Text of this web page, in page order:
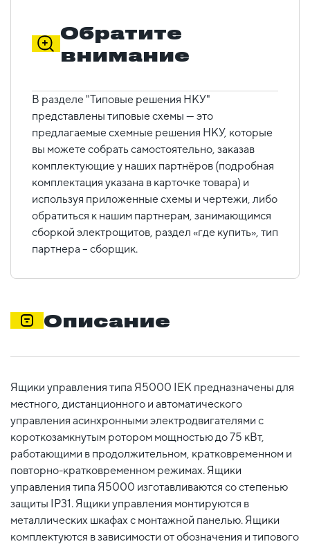
Обратите
внимание
В разделе "Типовые решения НКУ"
представлены типовые схемы — это
предлагаемые схемные решения НКУ, которые
вы можете собрать самостоятельно, заказав
комплектующие у наших партнёров (подробная
комплектация указана в карточке товара) и
используя приложенные схемы и чертежи, либо
обратиться к нашим партнерам, занимающимся
сборкой электрощитов, раздел «где купить», тип
партнера – сборщик.
Описание
Ящики управления типа Я5000 IEK предназначены для
местного, дистанционного и автоматического
управления асинхронными электродвигателями с
короткозамкнутым ротором мощностью до 75 кВт,
работающими в продолжительном, кратковременном и
повторно-кратковременном режимах. Ящики
управления типа Я5000 изготавливаются со степенью
защиты IP31. Ящики управления монтируются в
металлических шкафах с монтажной панелью. Ящики
комплектуются в зависимости от обозначения и типового